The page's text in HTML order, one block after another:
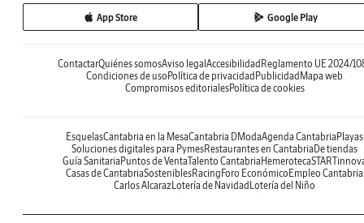
App Store Google Play
ContactarQuiénes somosAviso legal Accesibilidad Reglamento UE 2024/
Condiciones de uso Política de privacidad Publicidad Mapa web
Compromisos editorialesPolítica de cookies
EsquelasCantabria en la MesaCantabria DModaAgenda Cantabria Playas
Soluciones digitales para PymesRestaurantes en Cantabria De tiendas
Guía Sanitaria Puntos de VentaTalento Cantabria Hemeroteca
Casas de CantabriaSosteniblesRacing Foro Económico Empleo Cantabria
Carlos AlcarazLotería de Navidad Lotería del Niño